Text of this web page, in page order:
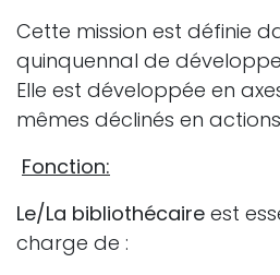
Cette mission est définie
quinquennal de
Elle est développée en
mêmes déclinés en
Fonction:
Le/La bibliothécaire est
charge de :